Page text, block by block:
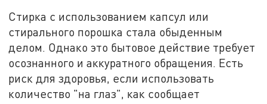
Стирка с использованием капсул или
стирального порошка стала обыденным
делом. Однако это бытовое действие требует
осознанного и аккуратного обращения. Есть
риск для здоровья, если использовать
количество "на глаз", как сообщает